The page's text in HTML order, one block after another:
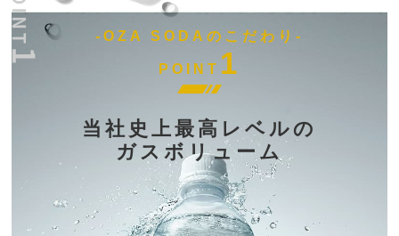
-OZA SODAのこだわり-
POINT 1
当社史上最高レベルの
ガスボリューム